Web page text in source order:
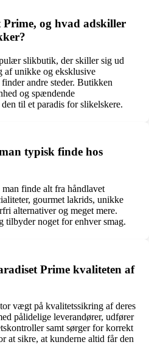
og hvad adskiller
slikbutik, der skiller sig ud
af unikke og eksklusive
andre steder. Butikken
og spændende
til et paradis for slikelskere.
typisk finde hos
finde alt fra håndlavet
gourmet lakrids, unikke
alternativer og meget mere.
tilbyder noget for enhver smag.
Prime kvaliteten af
vægt på kvalitetssikring af deres
pålidelige leverandører, udfører
samt sørger for korrekt
at sikre, at kunderne altid får den